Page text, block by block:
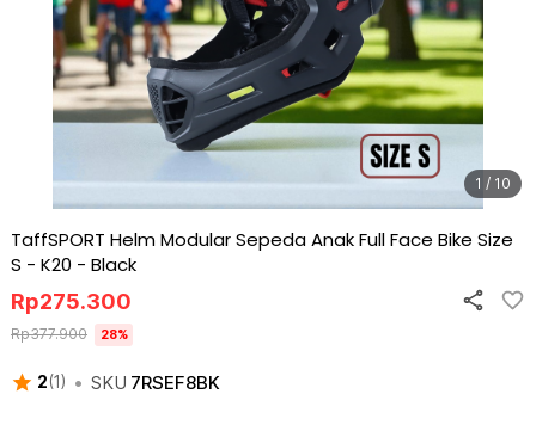
1 / 10
TaffSPORT Helm Modular Sepeda Anak Full Face Bike Size
S - K20 - Black
2(1 ) • SKU 7RSEF8BK
Rp275.300
Rp377.900 28%